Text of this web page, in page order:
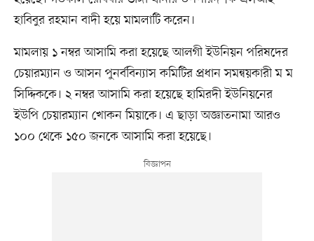
হাবিবুর রহমান বাদী হয়ে মামলাটি করেন।
মামলায় ১ নম্বর আসামি করা হয়েছে আলগী ইউনিয়ন পরিষদের
চেয়ারম্যান ও আসন পুনর্ববিন্যাস কমিটির প্রধান সমন্বয়কারী ম ম
সিদ্দিককে। ২ নম্বর আসামি করা হয়েছে হামিরদী ইউনিয়নের
ইউপি চেয়ারম্যান খোকন মিয়াকে। এ ছাড়া অজ্ঞাতনামা আরও
১০০ থেকে ১৫০ জনকে আসামি করা হয়েছে।